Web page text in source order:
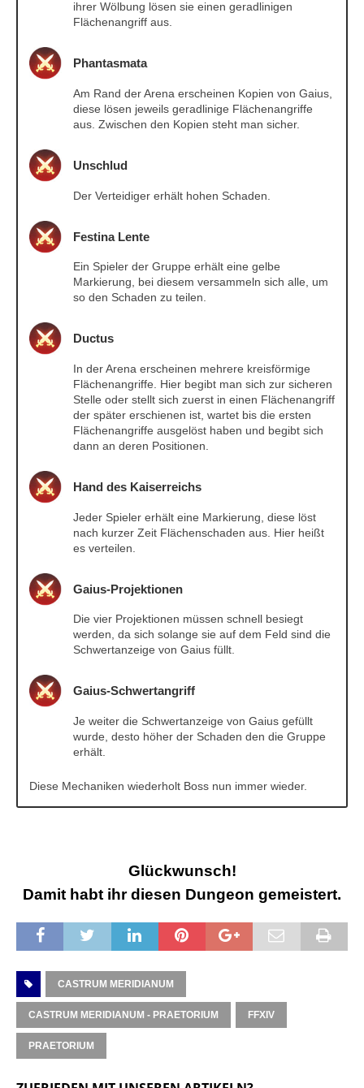
ihrer Wölbung lösen sie einen geradlinigen
Flächenangriff aus.
Phantasmata
Am Rand der Arena erscheinen Kopien von Gaius,
diese lösen jeweils geradlinige Flächenangriffe
aus. Zwischen den Kopien steht man sicher.
Unschlud
Der Verteidiger erhält hohen Schaden.
Festina Lente
Ein Spieler der Gruppe erhält eine gelbe
Markierung, bei diesem versammeln sich alle, um
so den Schaden zu teilen.
Ductus
In der Arena erscheinen mehrere kreisförmige
Flächenangriffe. Hier begibt man sich zur sicheren
Stelle oder stellt sich zuerst in einen Flächenangriff
der später erschienen ist, wartet bis die ersten
Flächenangriffe ausgelöst haben und begibt sich
dann an deren Positionen.
Hand des Kaiserreichs
Jeder Spieler erhält eine Markierung, diese löst
nach kurzer Zeit Flächenschaden aus. Hier heißt
es verteilen.
Gaius-Projektionen
Die vier Projektionen müssen schnell besiegt
werden, da sich solange sie auf dem Feld sind die
Schwertanzeige von Gaius füllt.
Gaius-Schwertangriff
Je weiter die Schwertanzeige von Gaius gefüllt
wurde, desto höher der Schaden den die Gruppe
erhält.
Diese Mechaniken wiederholt Boss nun immer wieder.
Glückwunsch!
Damit habt ihr diesen Dungeon gemeistert.
CASTRUM MERIDIANUM
CASTRUM MERIDIANUM - PRAETORIUM FFXIV
PRAETORIUM